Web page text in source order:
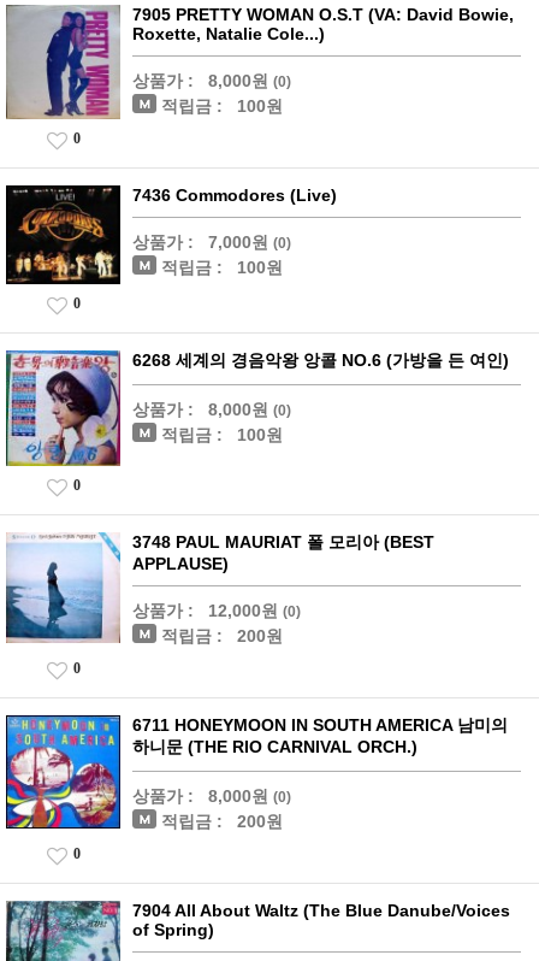
7905 PRETTY WOMAN O.S.T (VA: David Bowie,
Roxette, Natalie Cole...)
상품가 : 8,000원 (0)
적립금 : 100원
0
7436 Commodores (Live)
상품가 : 7,000원 (0)
적립금 : 100원
0
6268 세계의 경음악왕 앙콜 NO.6 (가방을 든 여인)
상품가 : 8,000원 (0)
적립금 : 100원
0
3748 PAUL MAURIAT 폴 모리아 (BEST
APPLAUSE)
상품가 : 12,000원 (0)
적립금 : 200원
0
6711 HONEYMOON IN SOUTH AMERICA 남미의
하니문 (THE RIO CARNIVAL ORCH.)
상품가 : 8,000원 (0)
적립금 : 200원
0
7904 All About Waltz (The Blue Danube/Voices
of Spring)